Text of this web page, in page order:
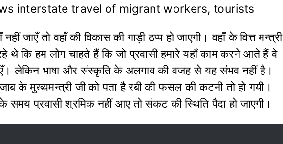
जाएँ तो वहाँ की विकास की गाड़ी ठप्प हो जाएगी। वहाँ के वित्त मन्त्री
थे कि हम लोग चाहते हैं कि जो प्रवासी हमारे यहाँ काम करने आते हैं वे
लेकिन भाषा और संस्कृति के अलगाव की वजह से यह संभव नहीं है।
के मुख्यमन्त्री जी को पता है रबी की फसल की कटनी तो हो गयी।
प्रवासी श्रमिक नहीं आए तो संकट की स्थिति पैदा हो जाएगी।